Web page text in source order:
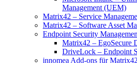
Management (UEM)
Matrix42 – Service
Matrix42 – Software Asset
Endpoint Security
Matrix42 – EgoSecure
DriveLock – Endpoint
innomea Add-ons für Matrix42